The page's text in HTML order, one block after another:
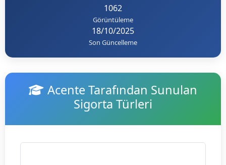
1062
Görüntüleme
18/10/2025
Son Güncelleme
Acente Tarafından Sunulan
Sigorta Türleri